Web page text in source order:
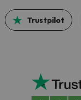
Trustpilot